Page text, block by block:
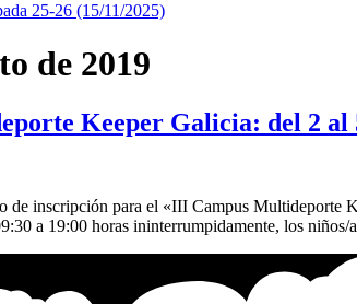
25-26 (15/11/2025)
de 2019
Keeper Galicia: del 2 al
de inscripción para el «III Campus
a 19:00 horas ininterrumpidamente, los